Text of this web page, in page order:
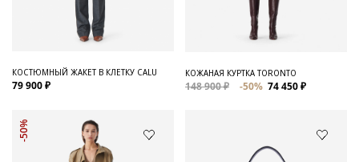
КОСТЮМНЫЙ ЖАКЕТ В КЛЕТКУ CALU
79 900 ₽
КОЖАНАЯ КУРТКА TORONTO
148 900 ₽ -50% 74 450 ₽
-50%